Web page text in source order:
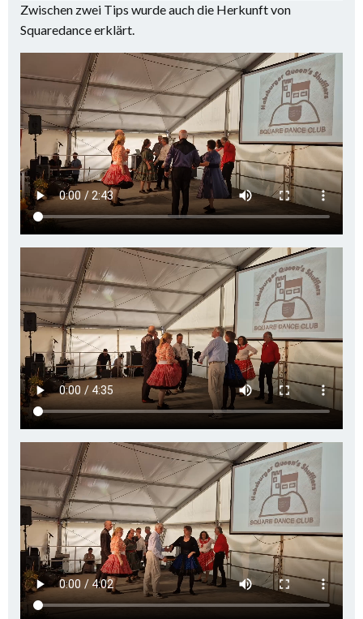
Zwischen zwei Tips wurde auch die Herkunft von
Squaredance erklärt.